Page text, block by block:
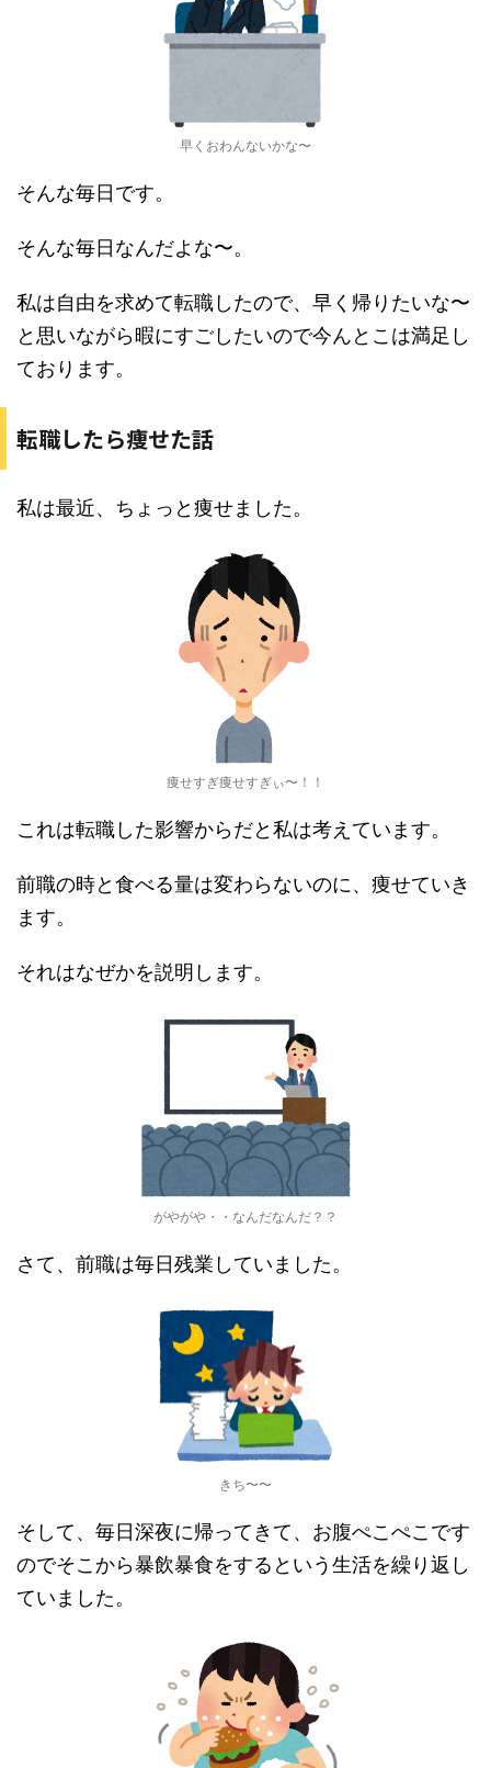
早くおわんないかな〜
そんな毎日です。
そんな毎日なんだよな〜。
私は自由を求めて転職したので、早く帰りたいな〜
と思いながら暇にすごしたいので今んとこは満足し
ております。
転職したら痩せた話
私は最近、ちょっと痩せました。
痩せすぎ痩せすぎぃ〜！！
これは転職した影響からだと私は考えています。
前職の時と食べる量は変わらないのに、痩せていき
ます。
それはなぜかを説明します。
がやがや・・なんだなんだ？？
さて、前職は毎日残業していました。
きち〜〜
そして、毎日深夜に帰ってきて、お腹ぺこぺこです
のでそこから暴飲暴食をするという生活を繰り返し
ていました。